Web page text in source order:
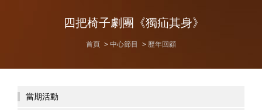
四把椅子劇團《獨疝其身》
首頁 中心節目 歷年回顧
當期活動